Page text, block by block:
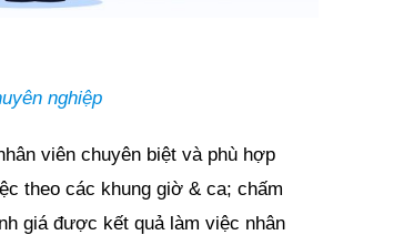
nghiệp
viên chuyên biệt và phù hợp
theo các khung giờ & ca; chấm
giá được kết quả làm việc nhân